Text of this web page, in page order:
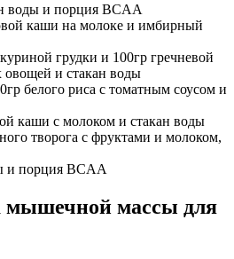
воды и порция BCAA
каши на молоке и имбирный
грудки и 100гр гречневой
ово­щей и стакан воды
белого риса с томатным соусом и
каши с молоком и стакан воды
творога с фруктами и молоком,
и порция BCAA
мышечной массы для